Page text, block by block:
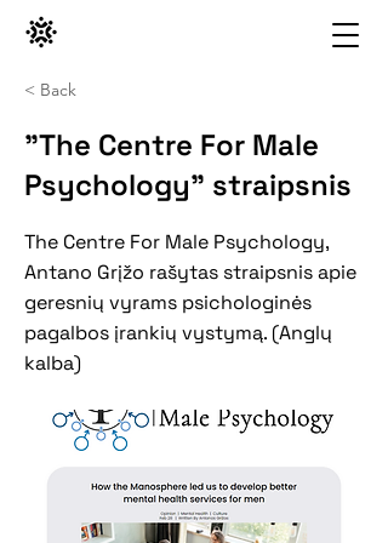
< Back
"The Centre For Male
Psychology" straipsnis
The Centre For Male Psychology,
Antano Grįžo rašytas straipsnis apie
geresnių vyrams psichologinės
pagalbos įrankių vystymą. (Anglų
kalba)